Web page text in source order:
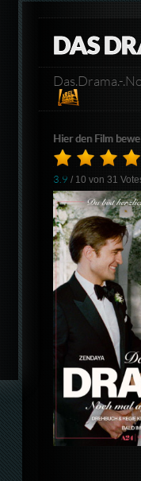
DAS
Das.Drama.-
Hier den Film
3.9 / 10 von31